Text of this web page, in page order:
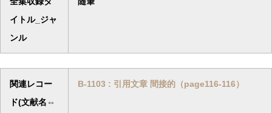
イトル_ジャ
ンル
関連レコー
ド(文献名⇔
B-1103 : 引用文章 間接的（page116-116）